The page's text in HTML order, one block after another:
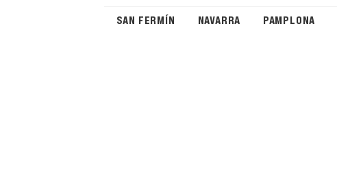
SAN FERMÍN NAVARRA PAMPLONA